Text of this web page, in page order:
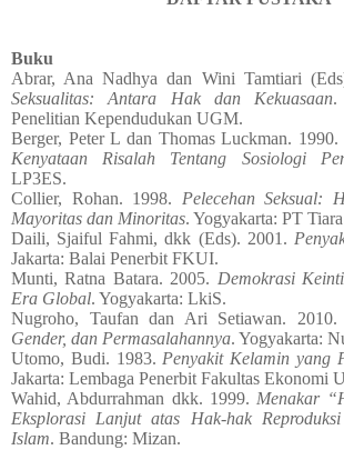
Buku
Abrar, Ana Nadhya dan Wini Tamtiari
Seksualitas: Antara Hak dan Kekuasaan.
Penelitian Kependudukan UGM.
Berger, Peter L dan Thomas Luckman. 1990.
Kenyataan Risalah Tentang Sosiologi
LP3ES.
Collier, Rohan. 1998. Pelecehan Seksual:
Mayoritas dan Minoritas. Yogyakarta: PT
Daili, Sjaiful Fahmi, dkk (Eds). 2001.
Jakarta: Balai Penerbit FKUI.
Munti, Ratna Batara. 2005. Demokrasi
Era Global. Yogyakarta: LkiS.
Nugroho, Taufan dan Ari Setiawan. 2010.
Gender, dan Permasalahannya. Yogyakarta:
Utomo, Budi. 1983. Penyakit Kelamin yang
Jakarta: Lembaga Penerbit Fakultas Ekonomi
Wahid, Abdurrahman dkk. 1999. Menakar
Eksplorasi Lanjut atas Hak-hak
Islam. Bandung: Mizan.